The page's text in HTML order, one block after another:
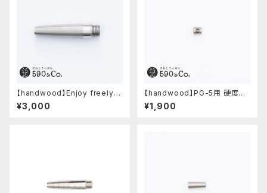
【handwood】Enjoy freely
前軸・滑り止め(ステンレス)
¥3,000
【handwood】PG-5用 硬度表
示窓 (ステンレス/六角窓)
¥1,900